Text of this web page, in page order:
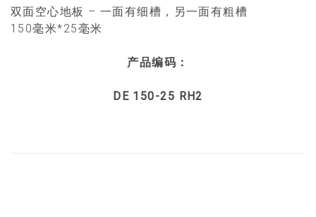
双面空心地板 – 一面有细槽，另一面有粗槽
150毫米*25毫米
产品编码：
DE 150-25 RH2